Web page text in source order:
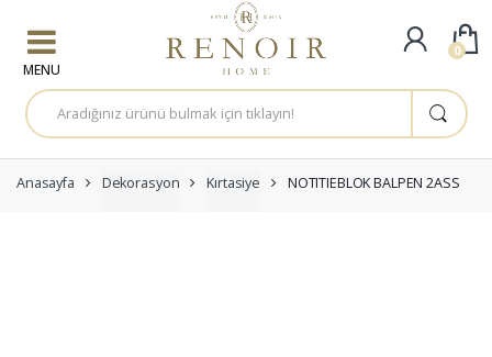
A
r
a
a
:
Anasayfa Dekorasyon Kırtasiye NOTITIEBLOK BALPEN 2ASS
0